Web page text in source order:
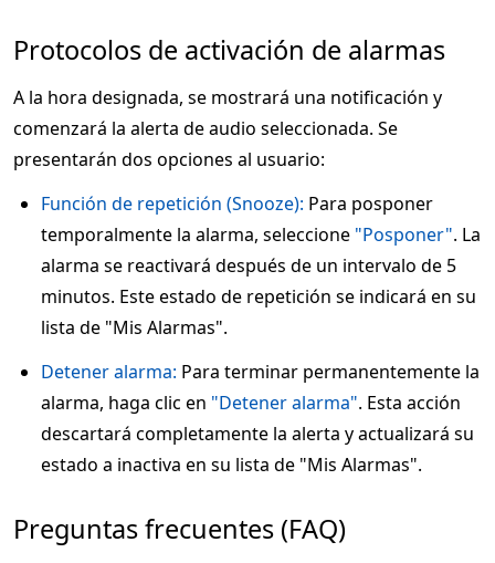
Protocolos de activación de alarmas
A la hora designada, se mostrará una notificación y
comenzará la alerta de audio seleccionada. Se
presentarán dos opciones al usuario:
Función de repetición (Snooze): Para posponer
temporalmente la alarma, seleccione "Posponer". La
alarma se reactivará después de un intervalo de 5
minutos. Este estado de repetición se indicará en su
lista de "Mis Alarmas".
Detener alarma: Para terminar permanentemente la
alarma, haga clic en "Detener alarma". Esta acción
descartará completamente la alerta y actualizará su
estado a inactiva en su lista de "Mis Alarmas".
Preguntas frecuentes (FAQ)